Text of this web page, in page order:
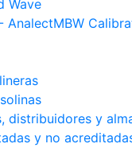
Wave
AnalectMBW
distribuidores y
y no